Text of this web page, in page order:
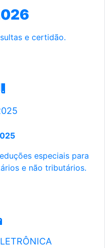
e certidão.
especiais para
e não tributários.